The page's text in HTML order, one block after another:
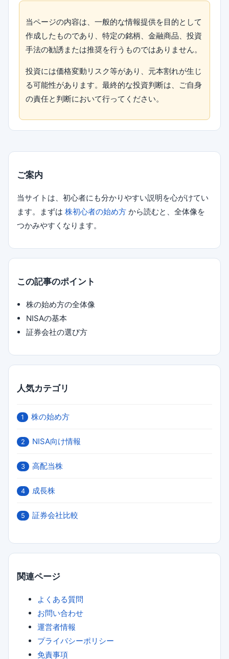
当ページの内容は、一般的な情報提供を目的として
作成したものであり、特定の銘柄、金融商品、投資
手法の勧誘または推奨を行うものではありません。
投資には価格変動リスク等があり、元本割れが生じ
る可能性があります。最終的な投資判断は、ご自身
の責任と判断において行ってください。
ご案内
当サイトは、初心者にも分かりやすい説明を心がけてい
ます。まずは 株初心者の始め方 から読むと、全体像を
つかみやすくなります。
この記事のポイント
株の始め方の全体像
NISAの基本
証券会社の選び方
人気カテゴリ
1 株の始め方
2 NISA向け情報
3 高配当株
4 成長株
5 証券会社比較
関連ページ
よくある質問
お問い合わせ
運営者情報
プライバシーポリシー
免責事項